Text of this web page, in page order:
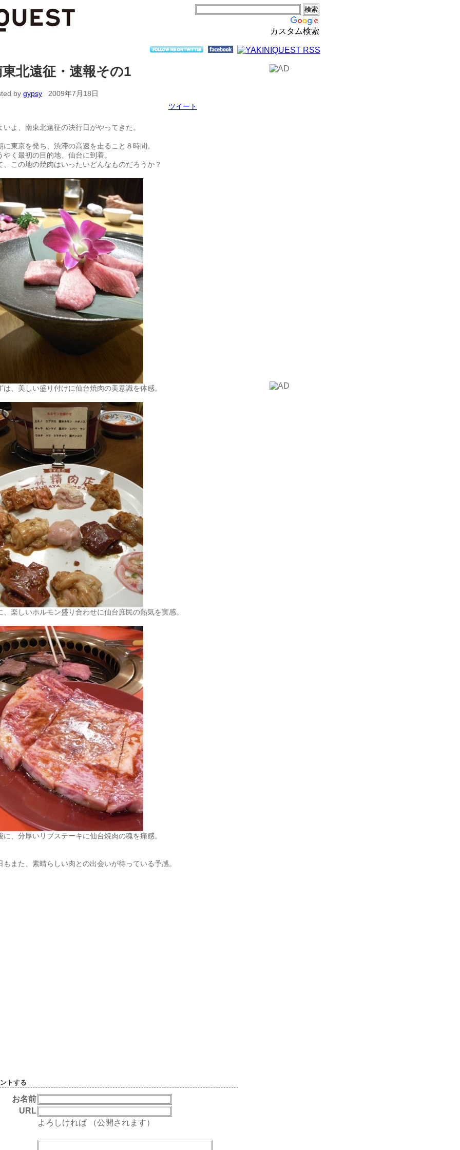
カスタム検索
北遠征・速報その1
by gypsy 2009年7月18日
ツイート
いよ、南東北遠征の決行日がやってきた。
に東京を発ち、渋滞の高速を走ること８時間。
やく最初の目的地、仙台に到着。
、この地の焼肉はいったいどんなものだろうか？
は、美しい盛り付けに仙台焼肉の美意識を体感。
、楽しいホルモン盛り合わせに仙台庶民の熱気を実感。
に、分厚いリブステーキに仙台焼肉の魂を痛感。
もまた、素晴らしい肉との出会いが待っている予感。
トする
お名前
URL
よろしければ （公開されます）